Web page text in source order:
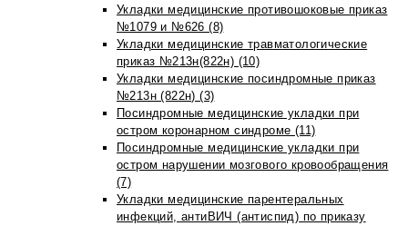
Укладки медицинские противошоковые приказ
№1079 и №626 (8)
Укладки медицинские травматологические
приказ №213н(822н) (10)
Укладки медицинские посиндромные приказ
№213н (822н) (3)
Посиндромные медицинские укладки при
остром коронарном синдроме (11)
Посиндромные медицинские укладки при
остром нарушении мозгового кровообращения
(7)
Укладки медицинские парентеральных
инфекций, антиВИЧ (антиспид) по приказу